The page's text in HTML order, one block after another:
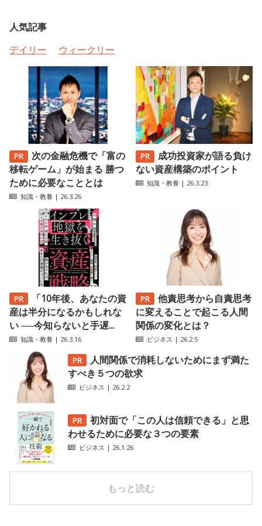
人気記事
デイリー
ウィークリー
次の金融危機で「富の
移転ゲーム」が始まる 勝つ
ために必要なこととは
知識・教養 | 26.3.26
成功投資家が語る負け
ない資産構築のポイント
知識・教養 | 26.3.23
「10年後、あなたの資
産は半分になるかもしれな
い ──今知らないと手遅...
知識・教養 | 26.3.16
他責思考から自責思考
に変えることで起こる人間
関係の変化とは？
ビジネス | 26.2.5
人間関係で消耗しないためにまず満た
すべき５つの欲求
ビジネス | 26.2.2
初対面で「この人は信頼できる」と思
わせるために必要な３つの要素
ビジネス | 26.1.26
もっと読む